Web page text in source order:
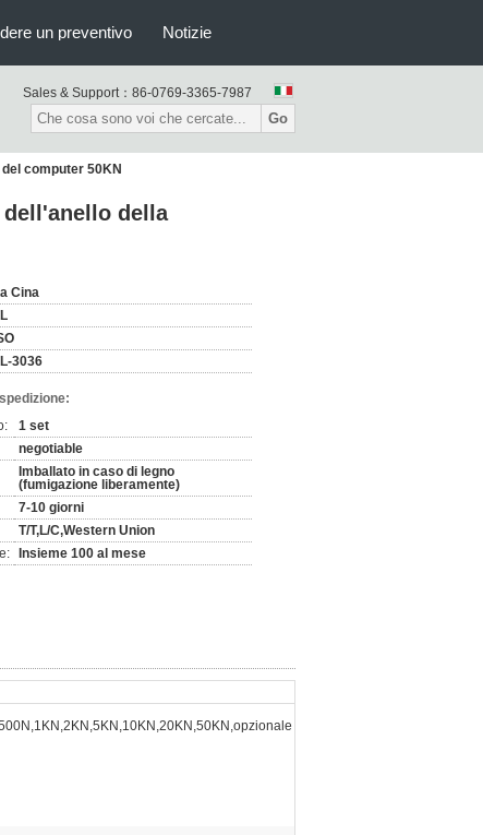
un preventivo Notizie
Sales & Support： 86-0769-3365-7987
Go
computer 50KN
della
Cina
3036
1 set
negotiable
Imballato in caso di legno
(fumigazione liberamente)
7-10 giorni
T/T,L/C,Western Union
Insieme 100 al mese